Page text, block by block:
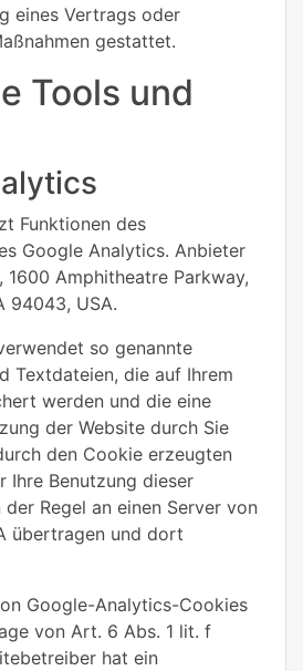
eines Vertrags oder
gestattet.
Tools und
Funktionen des
Google Analytics. Anbieter
1600 Amphitheatre Parkway,
94043, USA.
so genannte
Textdateien, die auf Ihrem
werden und die eine
der Website durch Sie
den Cookie erzeugten
Ihre Benutzung dieser
Regel an einen Server von
übertragen und dort
Google-Analytics-Cookies
von Art. 6 Abs. 1 lit. f
hat ein